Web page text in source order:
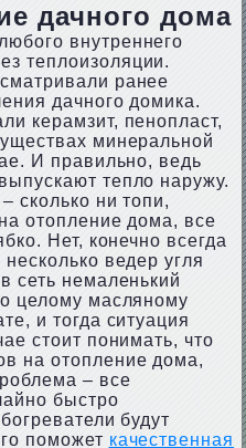
дачного дома
внутреннего
теплоизоляции.
ранее
дачного домика.
керамзит, пенопласт,
минеральной
И правильно, ведь
тепло наружу.
сколько ни топи,
отопление дома, все
Нет, конечно всегда
ведер угля
сеть немаленький
целому масляному
и тогда ситуация
стоит понимать, что
на отопление дома,
– все
быстро
будут
поможет качественная